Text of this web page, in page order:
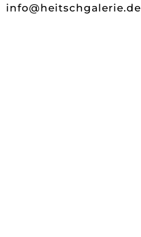
info@heitschgalerie.de